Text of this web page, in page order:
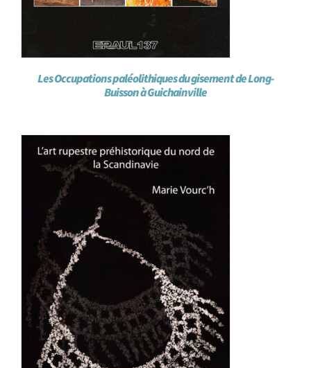
Les Occupations paléolithiques du gisement de Long-
Buisson à Guichainville